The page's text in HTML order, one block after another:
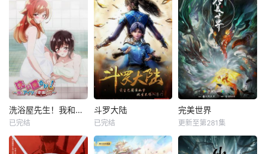
洗浴屋先生！我和那家伙在女浴池！？
已完结
斗罗大陆
已完结
完美世界
更新至第281集